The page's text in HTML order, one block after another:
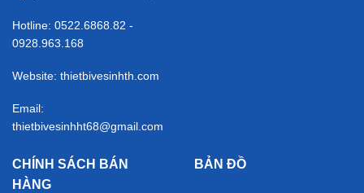
Hotline: 0522.6868.82 -
0928.963.168
Website: thietbivesinhth.com
Email:
thietbivesinhht68@gmail.com
CHÍNH SÁCH BÁN
HÀNG
BẢN ĐỒ